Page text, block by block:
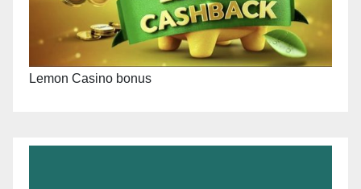
Lemon Casino bonus